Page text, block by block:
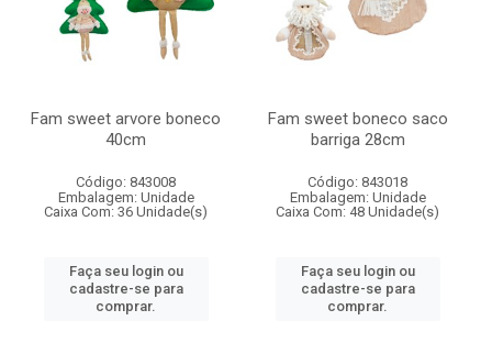
Fam sweet arvore boneco
40cm
Código: 843008
Embalagem: Unidade
Caixa Com: 36 Unidade(s)
Faça seu login ou
cadastre-se para
comprar.
Fam sweet boneco saco
barriga 28cm
Código: 843018
Embalagem: Unidade
Caixa Com: 48 Unidade(s)
Faça seu login ou
cadastre-se para
comprar.